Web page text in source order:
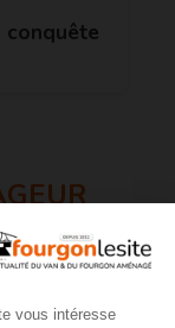
conquête
!
de vans
France !